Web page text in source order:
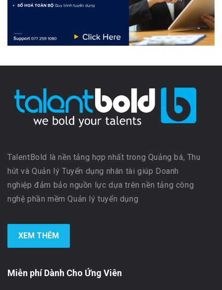
TalentBold là nền tảng hợp nhất trong Quảng bá, Thu
hút và Quản lý Tuyển dụng nhân tài giúp Doanh
nghiệp đảm bảo nguồn lực dựa trên nền tảng công
nghệ phần mềm Quản lý tuyển dụng
XEM THÊM
Miễn phí Dành Cho Ứng Viên